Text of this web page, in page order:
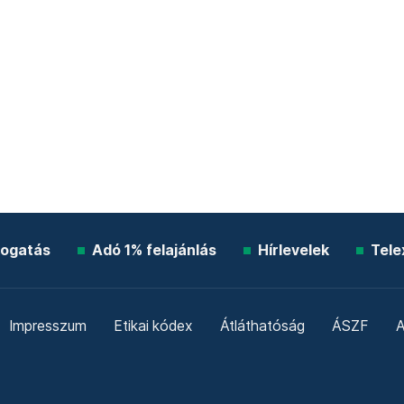
Adó 1% felajánlás Hírlevelek
Impresszum Etikai kódex Átláthatóság ÁSZF